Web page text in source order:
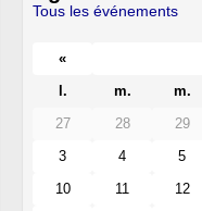
Tous les événements
«
l.
m. m.
27
28 29
3
4 5
10
11 12